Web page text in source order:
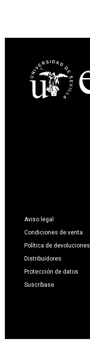
Aviso legal
Condiciones de venta
Política de devoluciones
Distribuidores
Protección de datos
Suscríbase